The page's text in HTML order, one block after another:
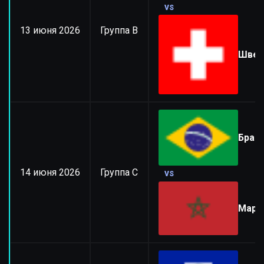
13 июня 2026 Группа B
VS
14 июня 2026 Группа C VS